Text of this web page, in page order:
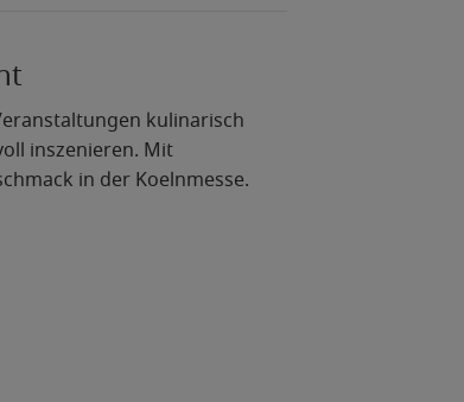
kulinarisch
inszenieren. Mit
in der Koelnmesse.